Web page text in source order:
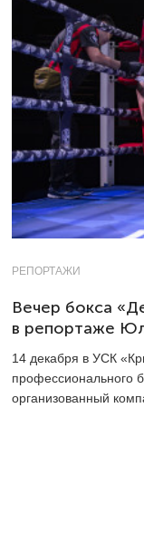
РЕПОРТАЖИ
Вечер бокса
в репортаже
14 декабря в УСК
профессионального
организованный